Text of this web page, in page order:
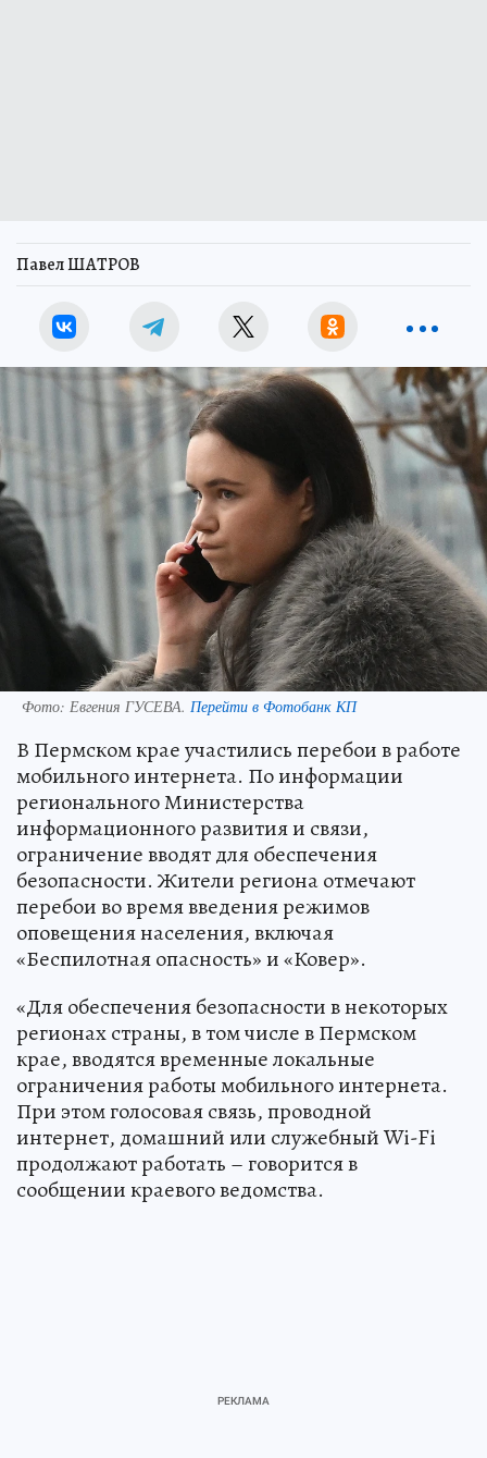
Павел ШАТРОВ
Фото: Евгения ГУСЕВА. Перейти в Фотобанк КП
В Пермском крае участились перебои в работе
мобильного интернета. По информации
регионального Министерства
информационного развития и связи,
ограничение вводят для обеспечения
безопасности. Жители региона отмечают
перебои во время введения режимов
оповещения населения, включая
«Беспилотная опасность» и «Ковер».
«Для обеспечения безопасности в некоторых
регионах страны, в том числе в Пермском
крае, вводятся временные локальные
ограничения работы мобильного интернета.
При этом голосовая связь, проводной
интернет, домашний или служебный Wi-Fi
продолжают работать – говорится в
сообщении краевого ведомства.